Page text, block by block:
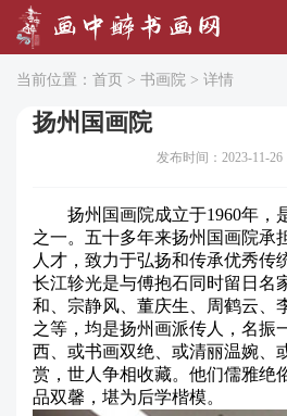
当前位置： 首页 > 书画院 > 详情
扬州国画院
发布时间：2023-11-26
扬州国画院成立于1960年，
之一。五十多年来扬州国画院承
人才，致力于弘扬和传承优秀传
长江轸光是与傅抱石同时留日名
和、宗静风、董庆生、周鹤云、
之等，均是扬州画派传人，名振
西、或书画双绝、或清丽温婉、
赏，世人争相收藏。他们儒雅绝
品双馨，堪为后学楷模。